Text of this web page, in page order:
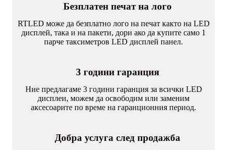
Безплатен печат на лого
RTLED може да безплатно лого на печат както на LED
дисплей, така и на пакети, дори ако да купите само 1
парче таксиметров LED дисплей панел.
3 години гаранция
Ние предлагаме 3 години гаранция за всички LED
дисплеи, можем да освободим или заменим
аксесоарите по време на гаранционния период.
Добра услуга след продажба